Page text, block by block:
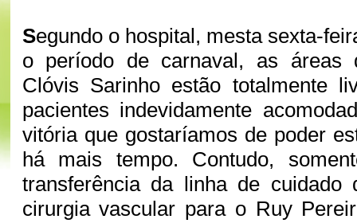
Segundo o hospital, mesta sexta-
o período de carnaval, as áreas
Clóvis Sarinho estão totalmente
pacientes indevidamente
vitória que gostaríamos de poder
há mais tempo. Contudo,
transferência da linha de cuidado
cirurgia vascular para o Ruy